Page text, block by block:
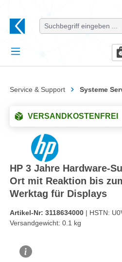
Service & Support Systeme
VERSANDKOSTENFREI
HP 3 Jahre Hardware-
Ort mit Reaktion bis
Werktag für Displays
Artikel-Nr: 3118634000 | HSTN:
Versandgewicht: 0.1 kg